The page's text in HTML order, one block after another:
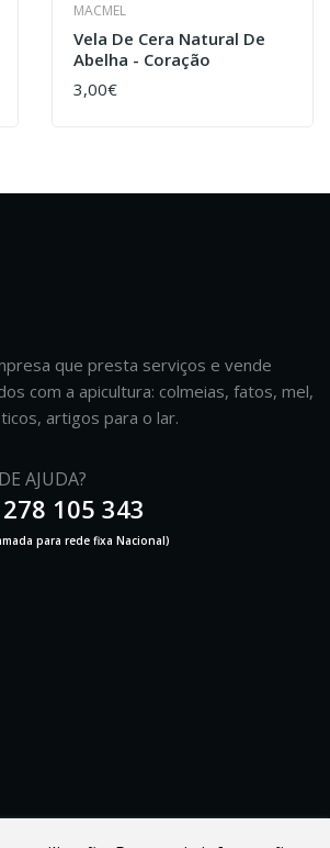
MACMEL
Vela De Cera Natural De
Abelha - Coração
3,00€
COMPRAR
que presta serviços e vende
com a apicultura: colmeias, fatos, mel,
artigos para o lar.
AJUDA?
105 343
para rede fixa Nacional)